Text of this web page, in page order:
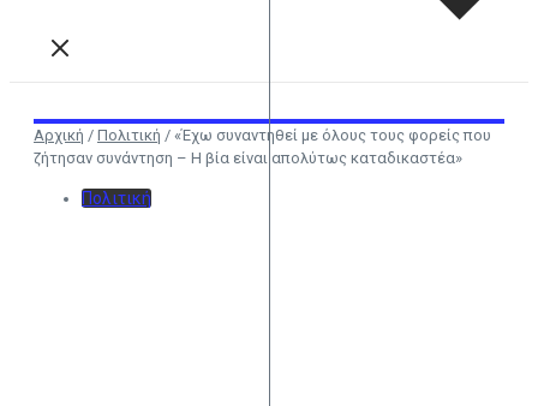
Αρχική / Πολιτική / «Έχω συναντηθεί με όλους τους φορείς που
ζήτησαν συνάντηση – Η βία είναι απολύτως καταδικαστέα»
Πολιτική